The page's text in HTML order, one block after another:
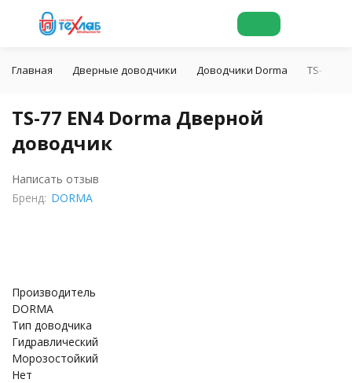
Главная Дверные доводчики Доводчики Dorma TS-77
TS-77 EN4 Dorma Дверной
доводчик
Написать отзыв
Бренд: DORMA
Производитель
DORMA
Тип доводчика
Гидравлический
Морозостойкий
Нет